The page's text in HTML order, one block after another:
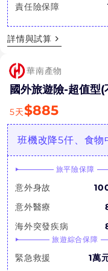
責任險保障
詳情與試算
華南產物
國外旅遊險-超值型(
5天$885
旅平險保障
意外身故
意外醫療
海外突發疾病
旅遊綜合保障
緊急救援
1萬